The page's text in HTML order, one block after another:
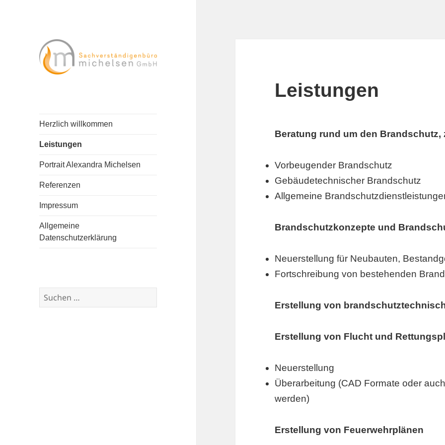
Herzlich willkommen
Leistungen
Portrait Alexandra Michelsen
Referenzen
Impressum
Allgemeine
Datenschutzerklärung
Suchen
Leistungen
Beratung rund um den Brandschutz,
Vorbeugender Brandschutz
Gebäudetechnischer Brandschutz
Allgemeine
Brandschutzkonzepte und
Neuerstellung für Neubauten,
Fortschreibung von bestehenden
Erstellung von
Erstellung von Flucht und
Neuerstellung
Überarbeitung (CAD Formate oder
werden)
Erstellung von Feuerwehrplänen